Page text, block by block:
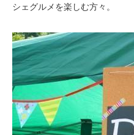
シェグルメを楽しむ方々。